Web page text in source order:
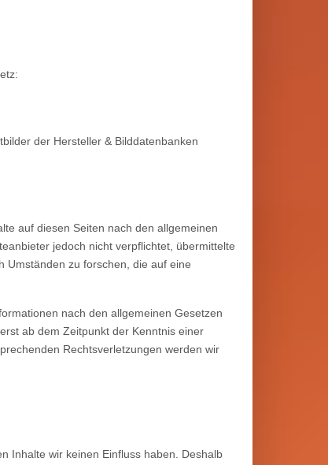
der Hersteller & Bilddatenbanken
auf diesen Seiten nach den allgemeinen
jedoch nicht verpflichtet, übermittelte
Umständen zu forschen, die auf eine
nach den allgemeinen Gesetzen
ab dem Zeitpunkt der Kenntnis einer
Rechtsverletzungen werden wir
Inhalte wir keinen Einfluss haben. Deshalb